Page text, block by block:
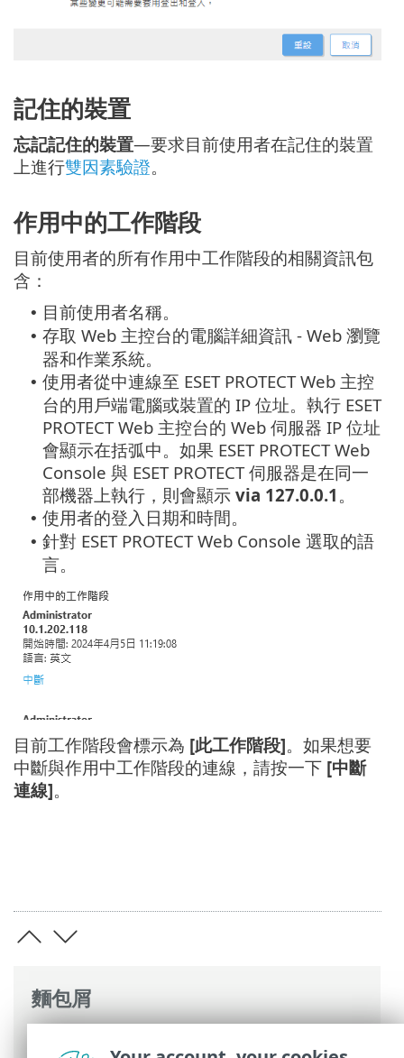
麵包屑
記住的裝置
忘記記住的裝置—要求目前使用者在記住的裝置
上進行雙因素驗證。
作用中的工作階段
目前使用者的所有作用中工作階段的相關資訊包
含：
• 目前使用者名稱。
• 存取 Web 主控台的電腦詳細資訊 - Web 瀏覽
器和作業系統。
• 使用者從中連線至 ESET PROTECT Web 主控
台的用戶端電腦或裝置的 IP 位址。執行 ESET
PROTECT Web 主控台的 Web 伺服器 IP 位址
會顯示在括弧中。如果 ESET PROTECT Web
Console 與 ESET PROTECT 伺服器是在同一
部機器上執行，則會顯示 via 127.0.0.1 。
• 使用者的登入日期和時間。
• 針對 ESET PROTECT Web Console 選取的語
言。
目前工作階段會標示為 [此工作階段]。如果想要
中斷與作用中工作階段的連線，請按一下 [中斷
連線]。